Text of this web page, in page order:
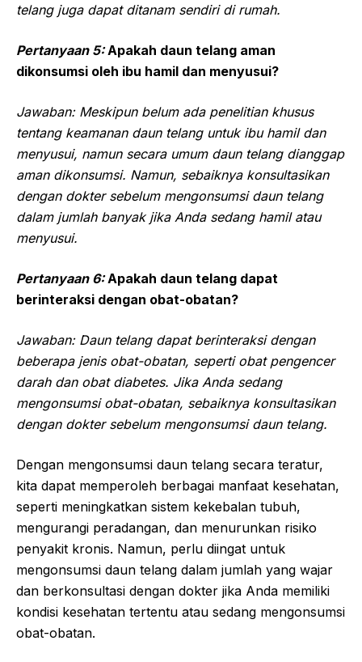
telang juga dapat ditanam sendiri di rumah.
Pertanyaan 5:Apakah daun telang aman
dikonsumsi oleh ibu hamil dan menyusui?
Jawaban: Meskipun belum ada penelitian khusus
tentang keamanan daun telang untuk ibu hamil dan
menyusui, namun secara umum daun telang dianggap
aman dikonsumsi. Namun, sebaiknya konsultasikan
dengan dokter sebelum mengonsumsi daun telang
dalam jumlah banyak jika Anda sedang hamil atau
menyusui.
Pertanyaan 6:Apakah daun telang dapat
berinteraksi dengan obat-obatan?
Jawaban: Daun telang dapat berinteraksi dengan
beberapa jenis obat-obatan, seperti obat pengencer
darah dan obat diabetes. Jika Anda sedang
mengonsumsi obat-obatan, sebaiknya konsultasikan
dengan dokter sebelum mengonsumsi daun telang.
Dengan mengonsumsi daun telang secara teratur,
kita dapat memperoleh berbagai manfaat kesehatan,
seperti meningkatkan sistem kekebalan tubuh,
mengurangi peradangan, dan menurunkan risiko
penyakit kronis. Namun, perlu diingat untuk
mengonsumsi daun telang dalam jumlah yang wajar
dan berkonsultasi dengan dokter jika Anda memiliki
kondisi kesehatan tertentu atau sedang mengonsumsi
obat-obatan.